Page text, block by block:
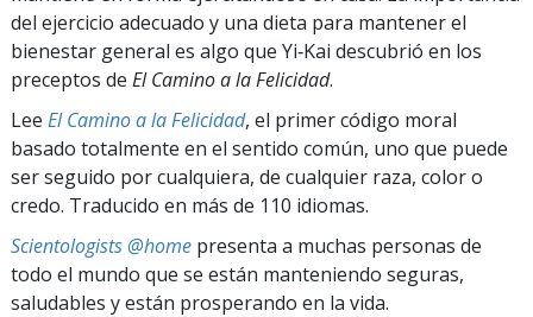
del ejercicio adecuado y una dieta para mantener el
bienestar general es algo que Yi‑Kai descubrió en los
preceptos de El Camino a la Felicidad.
Lee El Camino a la Felicidad, el primer código moral
basado totalmente en el sentido común, uno que puede
ser seguido por cualquiera, de cualquier raza, color o
credo. Traducido en más de 110 idiomas.
Scientologists @home presenta a muchas personas de
todo el mundo que se están manteniendo seguras,
saludables y están prosperando en la vida.